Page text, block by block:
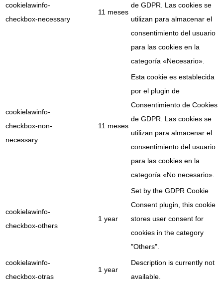
cookielawinfo-
checkbox-necessary
11 meses
de GDPR. Las cookies se
utilizan para almacenar el
consentimiento del usuario
para las cookies en la
categoría «Necesario».
cookielawinfo-
checkbox-non-
necessary
11 meses
Esta cookie es establecida
por el plugin de
Consentimiento de Cookies
de GDPR. Las cookies se
utilizan para almacenar el
consentimiento del usuario
para las cookies en la
categoría «No necesario».
cookielawinfo-
checkbox-others
1 year
Set by the GDPR Cookie
Consent plugin, this cookie
stores user consent for
cookies in the category
"Others".
cookielawinfo-
checkbox-otras
1 year
Description is currently not
available.